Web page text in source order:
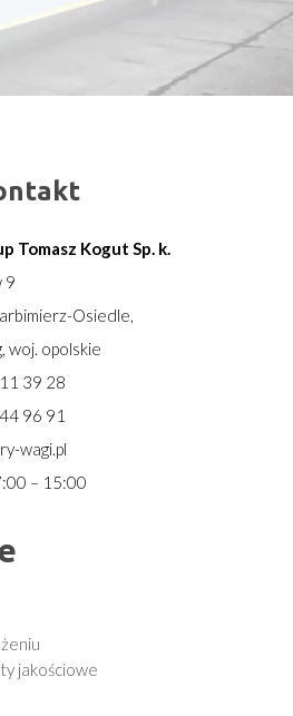
Tomasz Kogut Sp. k.
9
Osiedle,
woj. opolskie
39 28
96 91
wagi.pl
– 15:00
jakościowe